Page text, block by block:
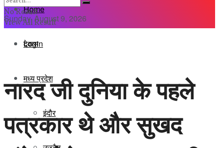
Sunday, August 9, 2026
Login
Home
देवास
मध्य प्रदेश
इंदौर
No Result
View All Result
नारद जी दुनिया के पहले
पत्रकार थे और सुखद